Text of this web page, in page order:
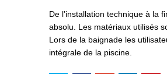
De l’installation technique à la
absolu. Les matériaux utilisés
Lors de la baignade les
intégrale de la piscine.